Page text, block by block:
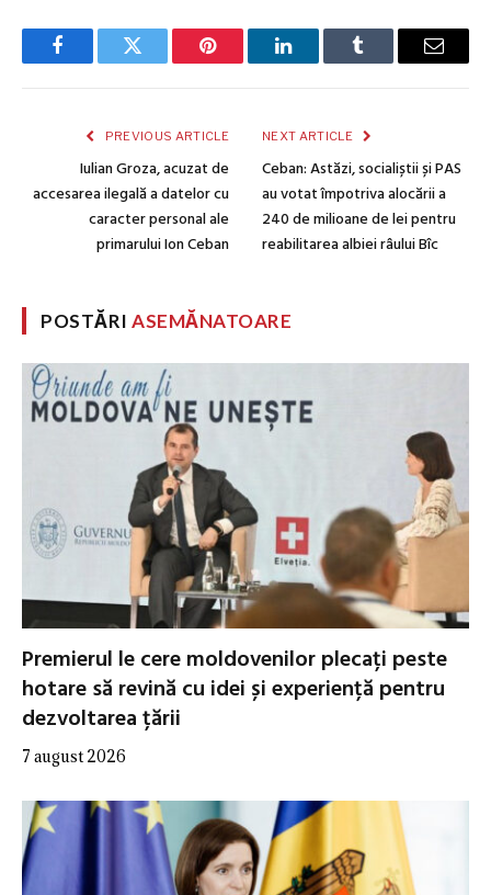
FacebookTwitter Pinterest LinkedInTumblr Email
PREVIOUS ARTICLE
Iulian Groza, acuzat de
accesarea ilegală a datelor cu
caracter personal ale
primarului Ion Ceban
NEXT ARTICLE
Ceban: Astăzi, socialiștii și PAS
au votat împotriva alocării a
240 de milioane de lei pentru
reabilitarea albiei râului Bîc
POSTĂRIASEMĂNATOARE
Premierul le cere moldovenilor plecați peste
hotare să revină cu idei și experiență pentru
dezvoltarea țării
7 august 2026